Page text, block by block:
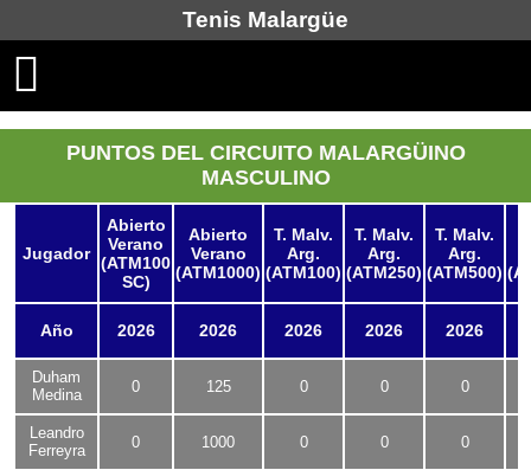
Tenis Malargüe
PUNTOS DEL CIRCUITO MALARGÜINO
MASCULINO
Jugador
Abierto
Verano
(ATM100
SC)
Abierto
Verano
(ATM1000)
T. Malv.
Arg.
(ATM100)
T. Malv.
Arg.
(ATM250)
T. Malv.
Arg.
(ATM500)
Año 2026 2026 2026 2026 2026
Duham
Medina
0 125 0 0 0
Leandro
Ferreyra
0 1000 0 0 0